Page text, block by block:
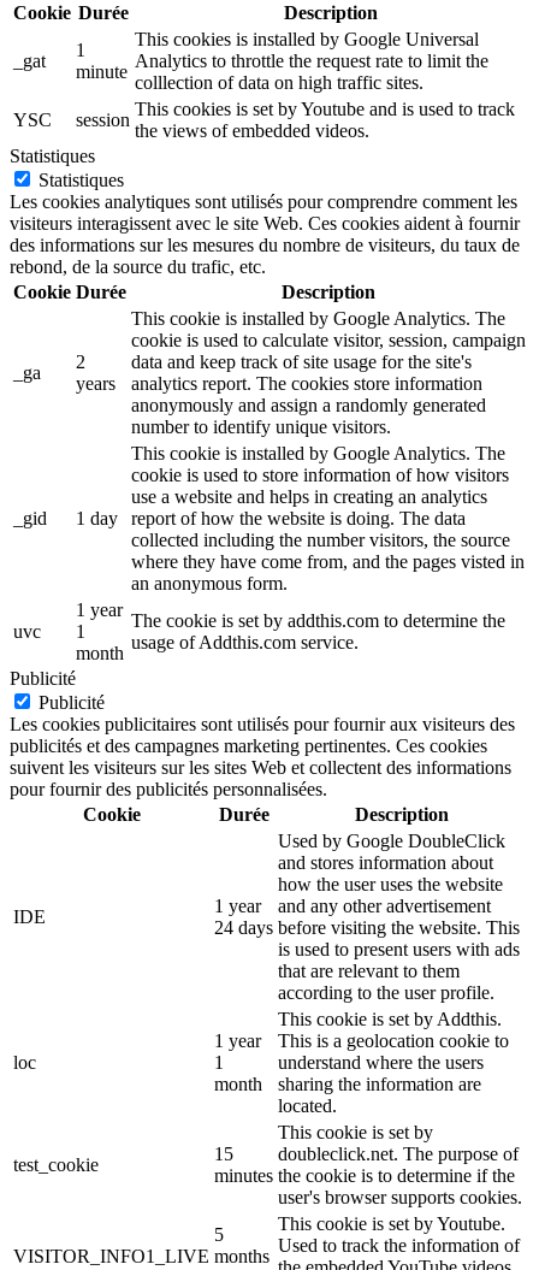
Cookie Durée Description
_gat
1
minute
This cookies is installed by Google Universal
Analytics to throttle the request rate to limit the
colllection of data on high traffic sites.
YSC
session
This cookies is set by Youtube and is used to track
the views of embedded videos.
Statistiques
Statistiques
Les cookies analytiques sont utilisés pour comprendre comment les
visiteurs interagissent avec le site Web. Ces cookies aident à fournir
des informations sur les mesures du nombre de visiteurs, du taux de
rebond, de la source du trafic, etc.
Cookie Durée Description
_ga
2
years
This cookie is installed by Google Analytics. The
cookie is used to calculate visitor, session, campaign
data and keep track of site usage for the site's
analytics report. The cookies store information
anonymously and assign a randomly generated
number to identify unique visitors.
_gid 1 day
This cookie is installed by Google Analytics. The
cookie is used to store information of how visitors
use a website and helps in creating an analytics
report of how the website is doing. The data
collected including the number visitors, the source
where they have come from, and the pages visted in
an anonymous form.
uvc
1 year
1
month
The cookie is set by addthis.com to determine the
usage of Addthis.com service.
Publicité
Publicité
Les cookies publicitaires sont utilisés pour fournir aux visiteurs des
publicités et des campagnes marketing pertinentes. Ces cookies
suivent les visiteurs sur les sites Web et collectent des informations
pour fournir des publicités personnalisées.
Cookie
Durée Description
IDE
1 year
24 days
Used by Google DoubleClick
and stores information about
how the user uses the website
and any other advertisement
before visiting the website. This
is used to present users with ads
that are relevant to them
according to the user profile.
loc
1 year
1
month
This cookie is set by Addthis.
This is a geolocation cookie to
understand where the users
sharing the information are
located.
test_cookie
15
minutes
This cookie is set by
doubleclick.net. The purpose of
the cookie is to determine if the
user's browser supports cookies.
VISITOR_INFO1_LIVE
5
months
This cookie is set by Youtube.
Used to track the information of